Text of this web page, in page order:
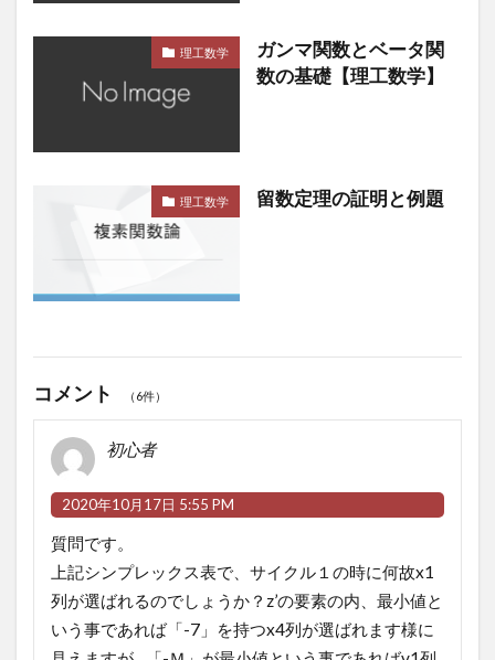
理工数学
ガンマ関数とベータ関
数の基礎【理工数学】
理工数学 留数定理の証明と例題
コメント （6件）
初心者
2020年10月17日 5:55 PM
質問です。
上記シンプレックス表で、サイクル１の時に何故x1
列が選ばれるのでしょうか？z’の要素の内、最小値と
いう事であれば「-7」を持つx4列が選ばれます様に